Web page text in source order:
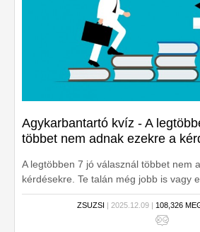
Agykarbantartó kvíz - A
többet nem adnak ezekre a
A legtöbben 7 jó válasznál többet nem
kérdésekre. Te talán még jobb is vagy
ZSUZSI | 2025.12.09 | 108,326